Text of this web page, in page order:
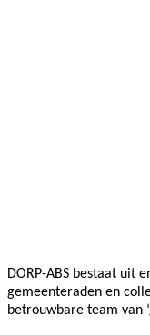
DORP-ABS bestaat uit
gemeenteraden en
betrouwbare team van